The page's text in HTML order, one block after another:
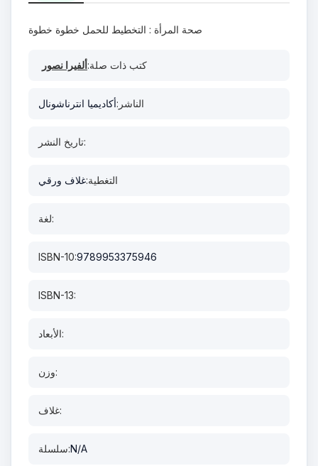
صحة المرأة : التخطيط للحمل خطوة خطوة
كتب ذات صلة:ألفيرا نصور
الناشر:أكاديميا انترناشونال
تاريخ النشر:
التغطية:غلاف ورقي
لغة:
ISBN-10:9789953375946
ISBN-13:
الأبعاد:
وزن:
غلاف:
سلسلة:N/A